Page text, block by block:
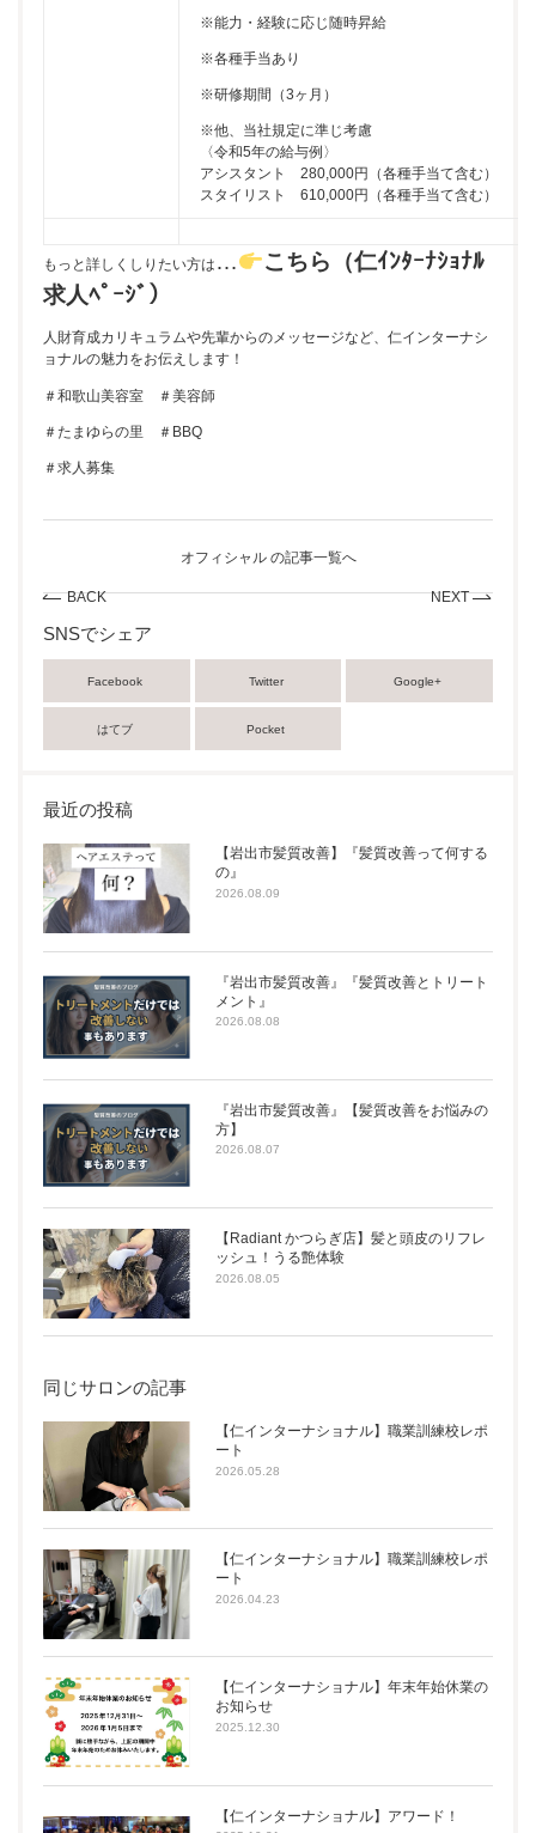
※能力・経験に応じ随時昇給
※各種手当あり
※研修期間（3ヶ月）
※他、当社規定に準じ考慮
〈令和5年の給与例〉
アシスタント 280,000円（各種手当て含む）
スタイリスト 610,000円（各種手当て含む）
もっと詳しくしりたい方は …
こちら（仁ｲﾝﾀｰﾅｼｮﾅﾙ
求人ﾍﾟｰｼﾞ）
人財育成カリキュラムや先輩からのメッセージなど、仁インターナシ
ョナルの魅力をお伝えします！
＃和歌山美容室 ＃美容師
＃たまゆらの里 ＃BBQ
＃求人募集
BACK
オフィシャル の記事一覧へ
NEXT
SNSでシェア
Facebook Twitter Google+
はてブ Pocket
最近の投稿
【岩出市髪質改善】『髪質改善って何する
の』
2026.08.09
『岩出市髪質改善』『髪質改善とトリート
メント』
2026.08.08
『岩出市髪質改善』【髪質改善をお悩みの
方】
2026.08.07
【Radiant かつらぎ店】髪と頭皮のリフレ
ッシュ！うる艶体験
2026.08.05
同じサロンの記事
【仁インターナショナル】職業訓練校レポ
ート
2026.05.28
【仁インターナショナル】職業訓練校レポ
ート
2026.04.23
【仁インターナショナル】年末年始休業の
お知らせ
2025.12.30
【仁インターナショナル】アワード！